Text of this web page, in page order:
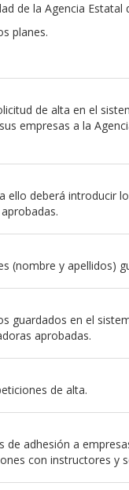
de la Agencia Estatal
planes.
de alta en el
empresas a la
ello deberá
(nombre y apellidos)
guardados en el
aprobadas.
de alta.
adhesión a
con instructores y